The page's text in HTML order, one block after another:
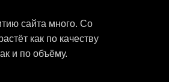
сайта много. Со
как по качеству
и по объёму.